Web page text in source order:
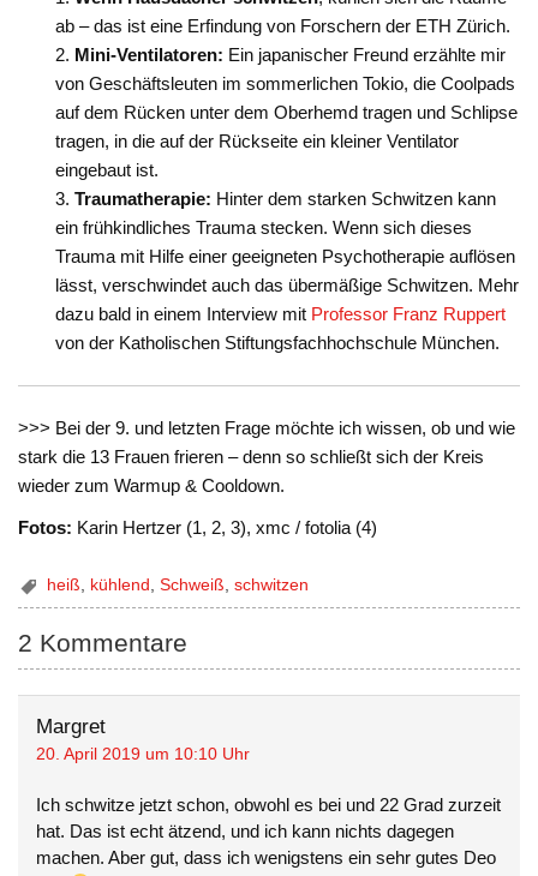
ab – das ist eine Erfindung von Forschern der ETH Zürich.
Mini-Ventilatoren: Ein japanischer Freund erzählte mir
von Geschäftsleuten im sommerlichen Tokio, die Coolpads
auf dem Rücken unter dem Oberhemd tragen und Schlipse
tragen, in die auf der Rückseite ein kleiner Ventilator
eingebaut ist.
Traumatherapie: Hinter dem starken Schwitzen kann
ein frühkindliches Trauma stecken. Wenn sich dieses
Trauma mit Hilfe einer geeigneten Psychotherapie auflösen
lässt, verschwindet auch das übermäßige Schwitzen. Mehr
dazu bald in einem Interview mit Professor Franz Ruppert
von der Katholischen Stiftungsfachhochschule München.
>>> Bei der 9. und letzten Frage möchte ich wissen, ob und wie
stark die 13 Frauen frieren – denn so schließt sich der Kreis
wieder zum Warmup & Cooldown.
Fotos: Karin Hertzer (1, 2, 3), xmc / fotolia (4)
heiß kühlend ,Schweiß ,schwitzen
2 Kommentare
Margret
20. April 2019 um 10:10 Uhr
Ich schwitze jetzt schon, obwohl es bei und 22 Grad zurzeit
hat. Das ist echt ätzend, und ich kann nichts dagegen
machen. Aber gut, dass ich wenigstens ein sehr gutes Deo